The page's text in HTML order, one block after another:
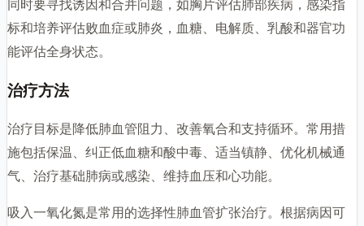
同时要寻找诱因和合并问题，如胸片评估肺部疾病，感染指
标和培养评估败血症或肺炎，血糖、电解质、乳酸和器官功
能评估全身状态。
治疗方法
治疗目标是降低肺血管阻力、改善氧合和支持循环。常用措
施包括保温、纠正低血糖和酸中毒、适当镇静、优化机械通
气、治疗基础肺病或感染、维持血压和心功能。
吸入一氧化氮是常用的选择性肺血管扩张治疗。根据病因可